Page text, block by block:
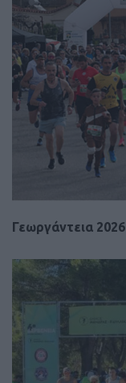
Γεωργάντεια 2026